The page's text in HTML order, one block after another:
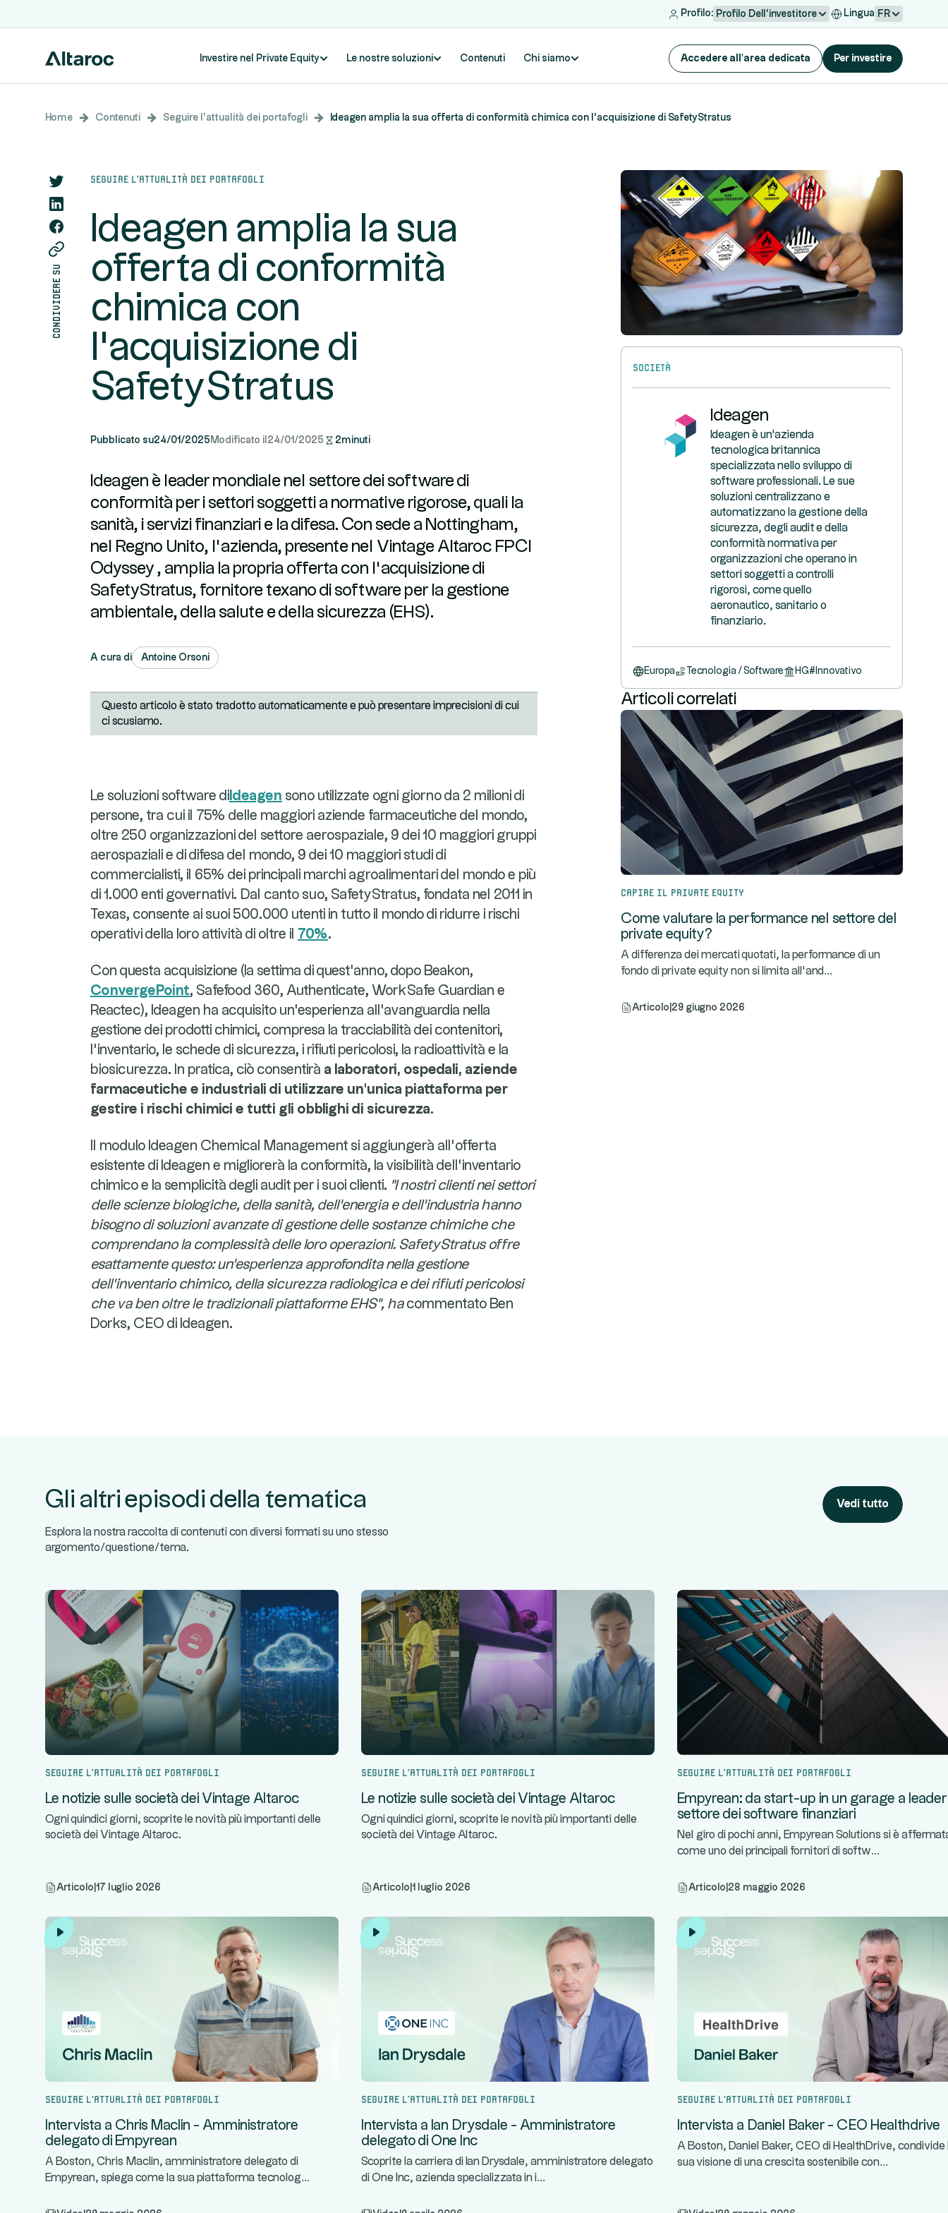
Profilo: Profilo Dell'investitore Lingua FR
Investire nel Private Equity Le nostre soluzioni Contenuti Chi siamo Accedere all'area dedicata Per investire
Home Contenuti Seguire l'attualità dei portafogli Ideagen amplia la sua offerta di conformità chimica con l'acquisizione di SafetyStratus
condividere su
Seguire l'attualità dei portafogli
Ideagen amplia la sua
offerta di conformità
chimica con
l'acquisizione di
SafetyStratus
Pubblicato su24/01/2025 Modificato il 24/01/2025 2minuti
Ideagen è leader mondiale nel settore dei software di
conformità per i settori soggetti a normative rigorose, quali la
sanità, i servizi finanziari e la difesa. Con sede a Nottingham,
nel Regno Unito, l’azienda, presente nel Vintage Altaroc FPCI
Odyssey , amplia la propria offerta con l’acquisizione di
SafetyStratus, fornitore texano di software per la gestione
ambientale, della salute e della sicurezza (EHS).
A cura di Antoine Orsoni
Questo articolo è stato tradotto automaticamente e può presentare imprecisioni di cui
ci scusiamo.
Le soluzioni software di Ideagen sono utilizzate ogni giorno da 2 milioni di
persone, tra cui il 75% delle maggiori aziende farmaceutiche del mondo,
oltre 250 organizzazioni del settore aerospaziale, 9 dei 10 maggiori gruppi
aerospaziali e di difesa del mondo, 9 dei 10 maggiori studi di
commercialisti, il 65% dei principali marchi agroalimentari del mondo e più
di 1.000 enti governativi. Dal canto suo, SafetyStratus, fondata nel 2011 in
Texas, consente ai suoi 500.000 utenti in tutto il mondo di ridurre i rischi
operativi della loro attività di oltre il 70%.
Con questa acquisizione (la settima di quest'anno, dopo Beakon,
ConvergePoint, Safefood 360, Authenticate, WorkSafe Guardian e
Reactec), Ideagen ha acquisito un'esperienza all'avanguardia nella
gestione dei prodotti chimici, compresa la tracciabilità dei contenitori,
l'inventario, le schede di sicurezza, i rifiuti pericolosi, la radioattività e la
biosicurezza. In pratica, ciò consentirà a laboratori, ospedali, aziende
farmaceutiche e industriali di utilizzare un'unica piattaforma per
gestire i rischi chimici e tutti gli obblighi di sicurezza.
Il modulo Ideagen Chemical Management si aggiungerà all'offerta
esistente di Ideagen e migliorerà la conformità, la visibilità dell'inventario
chimico e la semplicità degli audit per i suoi clienti. "I nostri clienti nei settori
delle scienze biologiche, della sanità, dell'energia e dell'industria hanno
bisogno di soluzioni avanzate di gestione delle sostanze chimiche che
comprendano la complessità delle loro operazioni. SafetyStratus offre
esattamente questo: un'esperienza approfondita nella gestione
dell'inventario chimico, della sicurezza radiologica e dei rifiuti pericolosi
che va ben oltre le tradizionali piattaforme EHS", hacommentato Ben
Dorks, CEO di Ideagen.
Società
Ideagen
Ideagen è un'azienda
tecnologica britannica
specializzata nello sviluppo di
software professionali. Le sue
soluzioni centralizzano e
automatizzano la gestione della
sicurezza, degli audit e della
conformità normativa per
organizzazioni che operano in
settori soggetti a controlli
rigorosi, come quello
aeronautico, sanitario o
finanziario.
Europa Tecnologia / Software HG# Innovativo
Articoli correlati
Capire il private equity
Come valutare la performance nel settore del
private equity?
A differenza dei mercati quotati, la performance di un
fondo di private equity non si limita all’and...
Articolo 29 giugno 2026
Gli altri episodi della tematica
Esplora la nostra raccolta di contenuti con diversi formati su uno stesso
argomento/questione/tema.
Vedi tutto
Seguire l'attualità dei portafogli
Le notizie sulle società dei Vintage Altaroc
Ogni quindici giorni, scoprite le novità più importanti delle
società dei Vintage Altaroc.
Articolo 17 luglio 2026
Seguire l'attualità dei portafogli
Le notizie sulle società dei Vintage Altaroc
Ogni quindici giorni, scoprite le novità più importanti delle
società dei Vintage Altaroc.
Articolo 1 luglio 2026
Seguire l'attualità dei portafogli
Empyrean: da start-up in un garage a
settore dei software finanziari
Nel giro di pochi anni, Empyrean Solutions si è
come uno dei principali fornitori di softw...
Articolo 28 maggio 2026
Seguire l'attualità dei portafogli
Intervista a Chris Maclin - Amministratore
delegato di Empyrean
A Boston, Chris Maclin, amministratore delegato di
Empyrean, spiega come la sua piattaforma tecnolog...
Seguire l'attualità dei portafogli
Intervista a Ian Drysdale - Amministratore
delegato di One Inc
Scoprite la carriera di Ian Drysdale, amministratore delegato
di One Inc, azienda specializzata in i...
Seguire l'attualità dei portafogli
Intervista a Daniel Baker - CEO Healthdrive
A Boston, Daniel Baker, CEO di HealthDrive, condivide
sua visione di una crescita sostenibile con...